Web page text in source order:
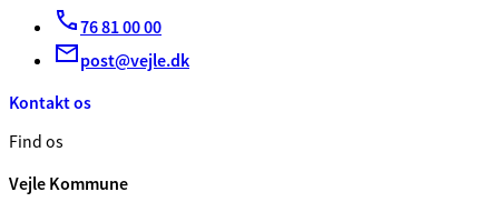
76 81 00 00
post@vejle.dk
Kontakt os
Find os
Vejle Kommune